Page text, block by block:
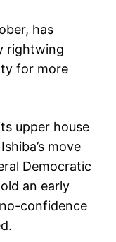
has
rightwing
for more
upper house
move
Democratic
an early
no-confidence